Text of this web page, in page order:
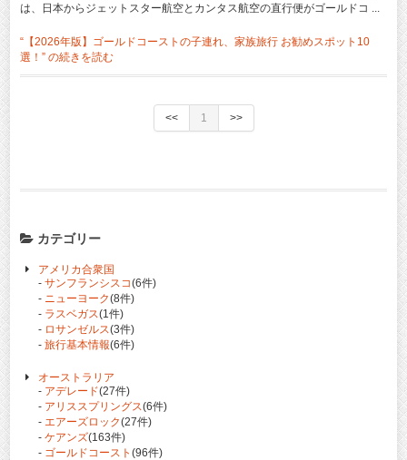
は、日本からジェットスター航空とカンタス航空の直行便がゴールドコ ...
“【2026年版】ゴールドコーストの子連れ、家族旅行 お勧めスポット10
選！” の続きを読む
<< 1 >>
カテゴリー
アメリカ合衆国
- サンフランシスコ(6件)
- ニューヨーク(8件)
- ラスベガス(1件)
- ロサンゼルス(3件)
- 旅行基本情報(6件)
オーストラリア
- アデレード(27件)
- アリススプリングス(6件)
- エアーズロック(27件)
- ケアンズ(163件)
- ゴールドコースト (96件)